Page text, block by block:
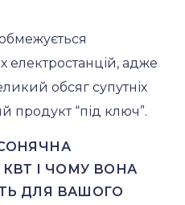
електростанцій, адже
обсяг супутніх
продукт “під ключ”.
КВТ І ЧОМУ ВОНА
ДЛЯ ВАШОГО